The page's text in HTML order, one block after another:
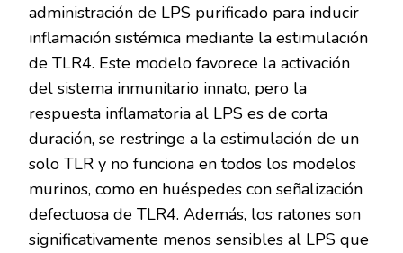
administración de LPS purificado para inducir
inflamación sistémica mediante la estimulación
de TLR4. Este modelo favorece la activación
del sistema inmunitario innato, pero la
respuesta inflamatoria al LPS es de corta
duración, se restringe a la estimulación de un
solo TLR y no funciona en todos los modelos
murinos, como en huéspedes con señalización
defectuosa de TLR4. Además, los ratones son
significativamente menos sensibles al LPS que